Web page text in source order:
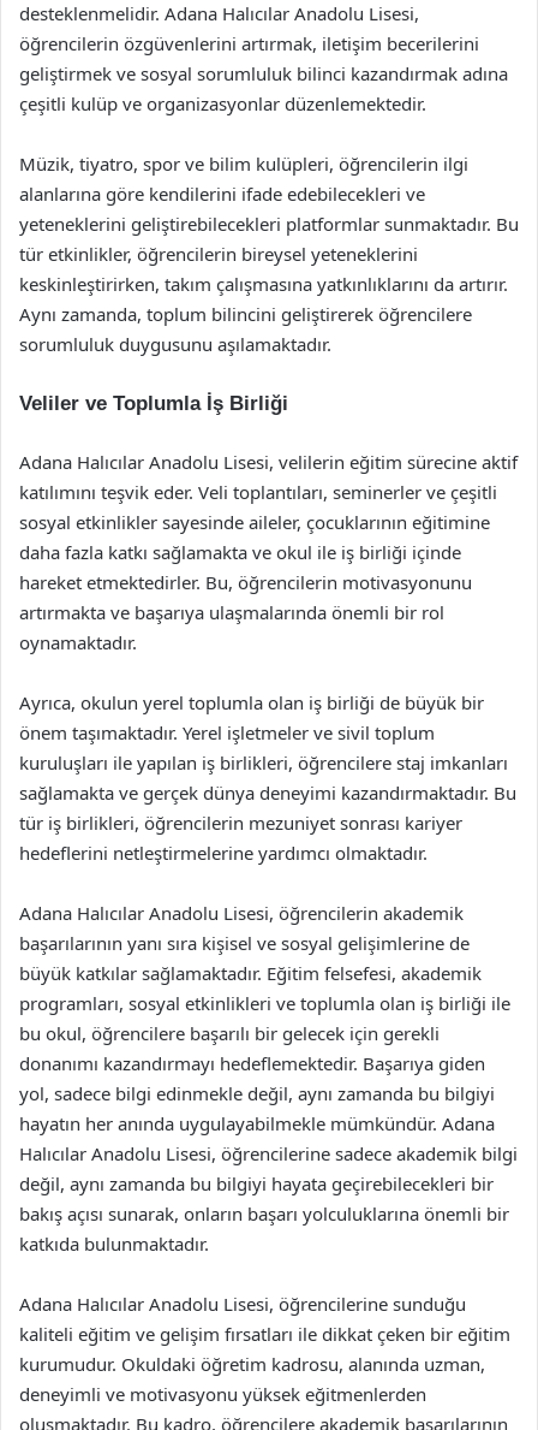
desteklenmelidir. Adana Halıcılar Anadolu Lisesi,
öğrencilerin özgüvenlerini artırmak, iletişim becerilerini
geliştirmek ve sosyal sorumluluk bilinci kazandırmak adına
çeşitli kulüp ve organizasyonlar düzenlemektedir.
Müzik, tiyatro, spor ve bilim kulüpleri, öğrencilerin ilgi
alanlarına göre kendilerini ifade edebilecekleri ve
yeteneklerini geliştirebilecekleri platformlar sunmaktadır. Bu
tür etkinlikler, öğrencilerin bireysel yeteneklerini
keskinleştirirken, takım çalışmasına yatkınlıklarını da artırır.
Aynı zamanda, toplum bilincini geliştirerek öğrencilere
sorumluluk duygusunu aşılamaktadır.
Veliler ve Toplumla İş Birliği
Adana Halıcılar Anadolu Lisesi, velilerin eğitim sürecine aktif
katılımını teşvik eder. Veli toplantıları, seminerler ve çeşitli
sosyal etkinlikler sayesinde aileler, çocuklarının eğitimine
daha fazla katkı sağlamakta ve okul ile iş birliği içinde
hareket etmektedirler. Bu, öğrencilerin motivasyonunu
artırmakta ve başarıya ulaşmalarında önemli bir rol
oynamaktadır.
Ayrıca, okulun yerel toplumla olan iş birliği de büyük bir
önem taşımaktadır. Yerel işletmeler ve sivil toplum
kuruluşları ile yapılan iş birlikleri, öğrencilere staj imkanları
sağlamakta ve gerçek dünya deneyimi kazandırmaktadır. Bu
tür iş birlikleri, öğrencilerin mezuniyet sonrası kariyer
hedeflerini netleştirmelerine yardımcı olmaktadır.
Adana Halıcılar Anadolu Lisesi, öğrencilerin akademik
başarılarının yanı sıra kişisel ve sosyal gelişimlerine de
büyük katkılar sağlamaktadır. Eğitim felsefesi, akademik
programları, sosyal etkinlikleri ve toplumla olan iş birliği ile
bu okul, öğrencilere başarılı bir gelecek için gerekli
donanımı kazandırmayı hedeflemektedir. Başarıya giden
yol, sadece bilgi edinmekle değil, aynı zamanda bu bilgiyi
hayatın her anında uygulayabilmekle mümkündür. Adana
Halıcılar Anadolu Lisesi, öğrencilerine sadece akademik bilgi
değil, aynı zamanda bu bilgiyi hayata geçirebilecekleri bir
bakış açısı sunarak, onların başarı yolculuklarına önemli bir
katkıda bulunmaktadır.
Adana Halıcılar Anadolu Lisesi, öğrencilerine sunduğu
kaliteli eğitim ve gelişim fırsatları ile dikkat çeken bir eğitim
kurumudur. Okuldaki öğretim kadrosu, alanında uzman,
deneyimli ve motivasyonu yüksek eğitmenlerden
oluşmaktadır. Bu kadro, öğrencilere akademik başarılarının